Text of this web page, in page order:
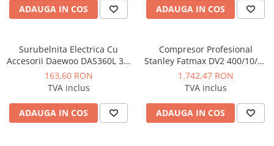
industriale
Pompe submersibile
Pompe de suprafata
Pompe pentru piscine
Motopompe
ADAUGA IN COS ADAUGA IN COS
Surubelnita Electrica Cu
Accesorii Daewoo DAS360L 3.6
V
163,60 RON
TVA inclus
ADAUGA IN COS
Compresor Profesional
Stanley Fatmax DV2 400/10/50
Orizontal 3CP 10 bar 356L/min
1.742,47 RON
TVA inclus
ADAUGA IN COS